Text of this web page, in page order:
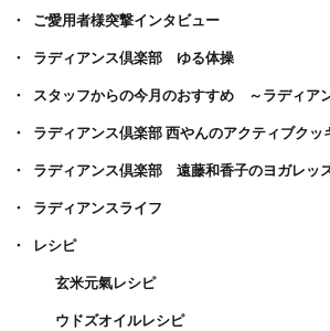
ご愛用者様突撃インタビュー
ラディアンス倶楽部 ゆる体操
スタッフからの今月のおすすめ ～ラディア
ラディアンス倶楽部 西やんのアクティブクッ
ラディアンス倶楽部 遠藤和香子のヨガレッ
ラディアンスライフ
レシピ
玄米元氣レシピ
ウドズオイルレシピ